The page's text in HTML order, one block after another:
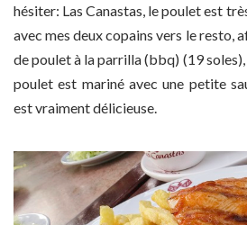
hésiter: Las Canastas, le poulet est
avec mes deux copains vers le resto,
de poulet à la parrilla (bbq) (19
poulet est mariné avec une petite
est vraiment délicieuse.